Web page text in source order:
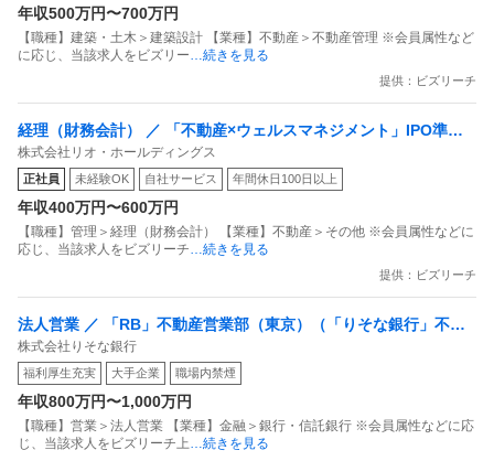
リスクコンサルタントへ
年収500万円〜700万円
【職種】建築・土木＞建築設計 【業種】不動産＞不動産管理 ※会員属性など
に応じ、当該求人をビズリー…続きを見る
提供：ビズリーチ
経理（財務会計） ／ 「不動産×ウェルスマネジメント」IPO準備
中企業における役員秘書ポジション
株式会社リオ・ホールディングス
正社員 未経験OK 自社サービス 年間休日100日以上
年収400万円〜600万円
【職種】管理＞経理（財務会計） 【業種】不動産＞その他 ※会員属性などに
応じ、当該求人をビズリーチ…続きを見る
提供：ビズリーチ
法人営業 ／ 「RB」不動産営業部（東京）（「りそな銀行」不動
産ソリューション営業（東京） 土日祝休み／新規開拓営業なし／
福利厚生充実）
株式会社りそな銀行
福利厚生充実 大手企業 職場内禁煙
年収800万円〜1,000万円
【職種】営業＞法人営業 【業種】金融＞銀行・信託銀行 ※会員属性などに応
じ、当該求人をビズリーチ上…続きを見る